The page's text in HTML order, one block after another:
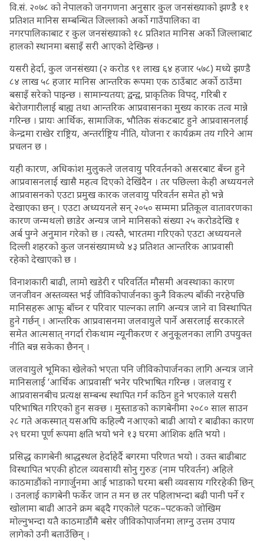
वि.सं. २०७८ को नेपालको जनगणना अनुसार कुल जनसंख्याको झण्डै ११
प्रतिशत मानिस सम्बन्धित जिल्लाको अर्को गाउँपालिका वा
नगरपालिकाबाट र कुल जनसंख्याको १८ प्रतिशत मानिस अर्को जिल्लाबाट
हालको स्थानमा बसाइँ सरी आएको देखिन्छ ।
यसरी हेर्दा, कुल जनसंख्या (२ करोड ९१ लाख ६४ हजार ५७८) मध्ये झण्डै
८४ लाख ५८ हजार मानिस आन्तरिक रूपमा एक ठाउँबाट अर्को ठाउँमा
बसाइँ सरेको पाइन्छ । सामान्यतया; द्वन्द्व, प्राकृतिक विपद्, गरिबी र
बेरोजगारीलाई बाह्य तथा आन्तरिक आप्रवासनका मुख्य कारक तत्व मान्ने
गरिन्छ । प्रायः आर्थिक, सामाजिक, भौतिक संकटबाट हुने आप्रवासनलाई
केन्द्रमा राखेर राष्ट्रिय, अन्तर्राष्ट्रिय नीति, योजना र कार्यक्रम तय गरिने आम
प्रचलन छ ।
यही कारण, अधिकांश मुलुकले जलवायु परिवर्तनको असरबाट बँच्न हुने
आप्रवासनलाई खासै महत्व दिएको देखिंदैन । तर पछिल्ला केही अध्ययनले
आप्रवासनको एउटा प्रमुख कारक जलवायु परिवर्तन समेत हो भन्ने
देखाएका छन् । एउटा अध्ययनले सन् २०५० सम्ममा प्रतिकूल वातावरणका
कारण जन्मथलो छाडेर अन्यत्र जाने मानिसको संख्या २५ करोडदेखि १
अर्ब पुग्ने अनुमान गरेको छ । त्यस्तै, भारतमा गरिएको एउटा अध्ययनले
दिल्ली शहरको कुल जनसंख्यामध्ये ४३ प्रतिशत आन्तरिक आप्रवासी
रहेको देखाएको छ ।
विनाशकारी बाढी, लामो खडेरी र परिवर्तित मौसमी अवस्थाका कारण
जनजीवन अस्तव्यस्त भई जीविकोपार्जनका कुनै विकल्प बाँकी नरहेपछि
मानिसहरू आफू बाँच्न र परिवार पाल्नका लागि अन्यत्र जाने वा विस्थापित
हुने गर्छन् । आन्तरिक आप्रवासनमा जलवायुले पार्ने असरलाई सरकारले
समेत आत्मसात् नगर्दा रोकथाम न्यूनीकरण र अनुकूलनका लागि उपयुक्त
नीति बन्न सकेका छैनन् ।
जलवायुले भूमिका खेलेको भएता पनि जीविकोपार्जनका लागि अन्यत्र जाने
मानिसलाई ‘आर्थिक आप्रवासी’ भनेर परिभाषित गरिन्छ । जलवायु र
आप्रवासनबीच प्रत्यक्ष सम्बन्ध स्थापित गर्न कठिन हुने भएकाले यसरी
परिभाषित गरिएको हुन सक्छ । मुस्ताङको कागबेनीमा २०८० साल साउन
२८ गते अकस्मात् यसअघि कहिल्यै नआएको बाढी आयो र बाढीका कारण
२९ घरमा पूर्ण रूपमा क्षति भयो भने १३ घरमा आंशिक क्षति भयो ।
प्रसिद्ध कागबेनी श्राद्धस्थल हेर्दाहेर्दै बगरमा परिणत भयो । उक्त बाढीबाट
विस्थापित भएकी होटल व्यवसायी सोनु गुरुङ (नाम परिवर्तन) अहिले
काठमाडौंको नागार्जुनमा आई भाडाको घरमा बसी व्यवसाय गरिरहेकी छिन्
। उनलाई कागबेनी फर्केर जान त मन छ तर पहिलाभन्दा बढी पानी पर्ने र
खोलामा बाढी आउने क्रम बढ्दै गएकोले पटक–पटकको जोखिम
मोल्नुभन्दा यतै काठमाडौंमै बसेर जीविकोपार्जनमा लाग्नु उत्तम उपाय
लागेको उनी बताउँछिन् ।